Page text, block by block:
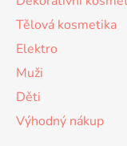
Tělová kosmetika
Elektro
Muži
Děti
Výhodný nákup